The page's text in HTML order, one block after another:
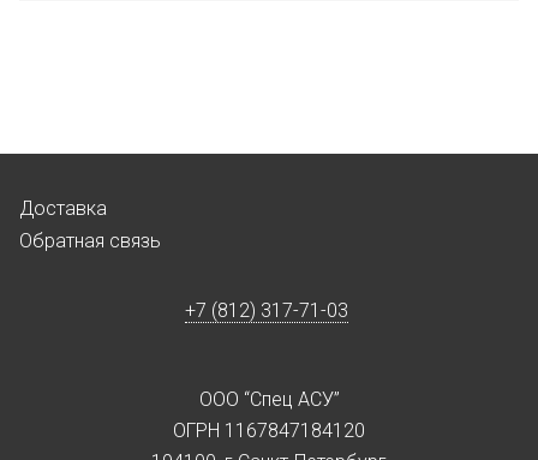
Доставка
Обратная связь
+7 (812) 317-71-03
ООО “Спец АСУ”
ОГРН 1167847184120